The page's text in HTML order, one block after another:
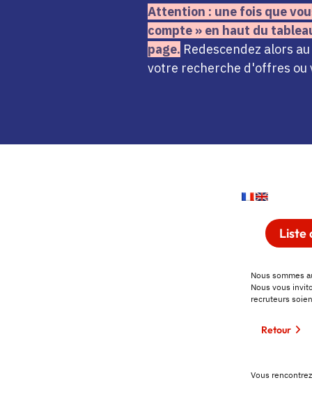
Attention : une fois que
compte » en haut du
page. Redescendez alors
votre recherche d'offres ou